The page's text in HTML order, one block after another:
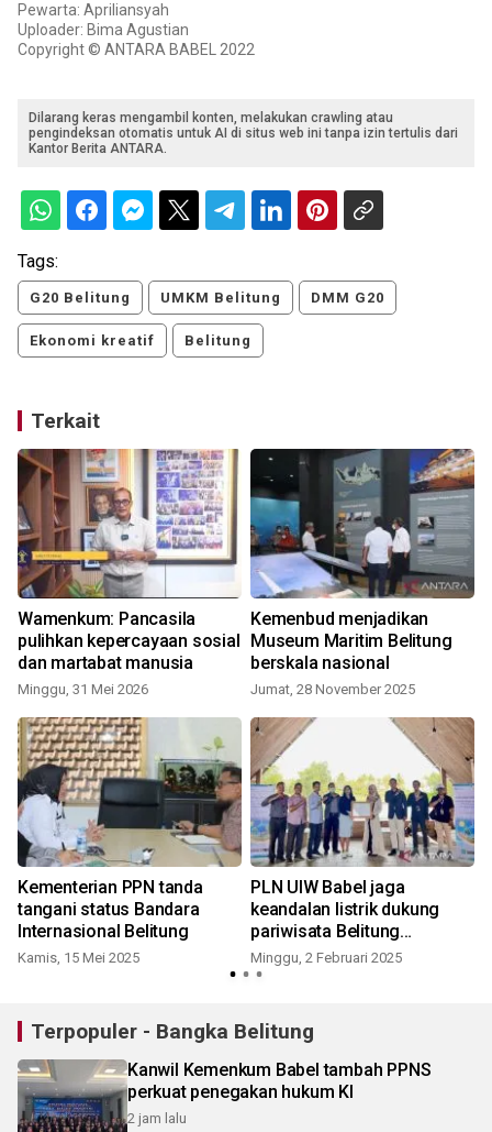
Pewarta: Apriliansyah
Uploader: Bima Agustian
Copyright © ANTARA BABEL 2022
Dilarang keras mengambil konten, melakukan crawling atau
pengindeksan otomatis untuk AI di situs web ini tanpa izin tertulis dari
Kantor Berita ANTARA.
Tags:
G20 Belitung UMKM Belitung DMM G20
Ekonomi kreatif Belitung
Terkait
Wamenkum: Pancasila
pulihkan kepercayaan sosial
dan martabat manusia
Minggu, 31 Mei 2026
Kemenbud menjadikan
Museum Maritim Belitung
berskala nasional
Jumat, 28 November 2025
Kementerian PPN tanda
tangani status Bandara
Internasional Belitung
Kamis, 15 Mei 2025
PLN UIW Babel jaga
keandalan listrik dukung
pariwisata Belitung
mendunia
Minggu, 2 Februari 2025
Terpopuler - Bangka Belitung
Kanwil Kemenkum Babel tambah PPNS
perkuat penegakan hukum KI
2 jam lalu